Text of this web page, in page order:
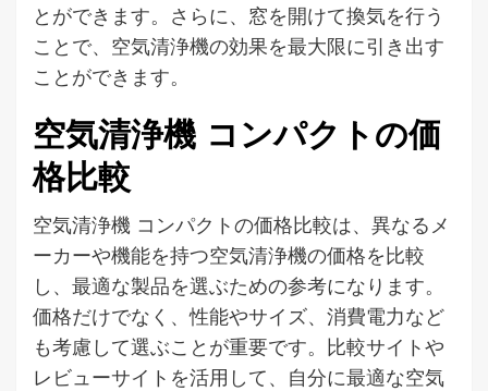
とができます。さらに、窓を開けて換気を行う
ことで、空気清浄機の効果を最大限に引き出す
ことができます。
空気清浄機 コンパクトの価
格比較
空気清浄機 コンパクトの価格比較は、異なるメ
ーカーや機能を持つ空気清浄機の価格を比較
し、最適な製品を選ぶための参考になります。
価格だけでなく、性能やサイズ、消費電力など
も考慮して選ぶことが重要です。比較サイトや
レビューサイトを活用して、自分に最適な空気